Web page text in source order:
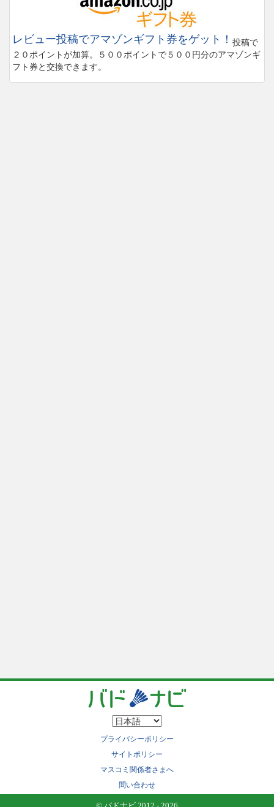
レビュー投稿でアマゾンギフト券をゲット！ 投稿で
２０ポイントが加算。５００ポイントで５００円分のアマゾンギ
フト券と交換できます。
プライバシーポリシー
サイトポリシー
マスコミ関係者さまへ
問い合わせ